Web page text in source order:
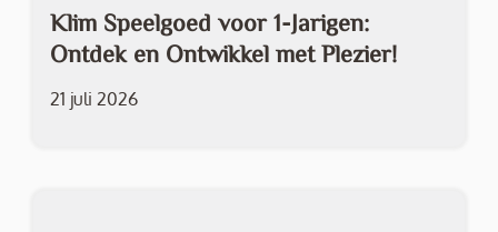
Klim Speelgoed voor 1-Jarigen:
Ontdek en Ontwikkel met Plezier!
21 juli 2026